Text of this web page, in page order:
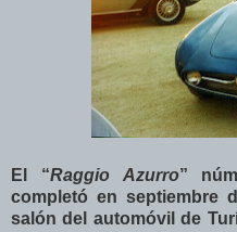
El “Raggio Azurro”
completó en septiembre
salón del automóvil de